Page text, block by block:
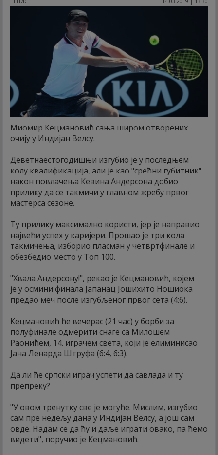
Миомир Кецмановић сања широм отворених
очију у Индијан Велсу.
Деветнаестогодишњи изгубио је у последњем
колу квалификација, али је као "срећни губитник"
након повлачења Кевина Андерсона добио
прилику да се такмичи у главном жребу првог
мастерса сезоне.
Ту прилику максимално користи, јер је направио
највећи успех у каријери. Прошао је три кола
такмичења, изборио пласман у четвртфинале и
обезбедио место у Топ 100.
"Хвала Андерсону!", рекао је Кецмановић, којем
је у осмини финала Јапанац Јошихито Ношиока
предао меч после изгубљеног првог сета (4:6).
Кецмановић ће вечерас (21 час) у борби за
полуфинале одмерити снаге са Милошем
Раонићем, 14. играчем света, који је елиминисао
Јана Ленарда Штруфа (6:4, 6:3).
Да ли ће српски играч успети да савлада и ту
препреку?
"У овом тренутку све је могуће. Мислим, изгубио
сам пре недељу дана у Индијан Велсу, а још сам
овде. Надам се да ћу и даље играти овако, па ћемо
видети", поручио је Кецмановић.